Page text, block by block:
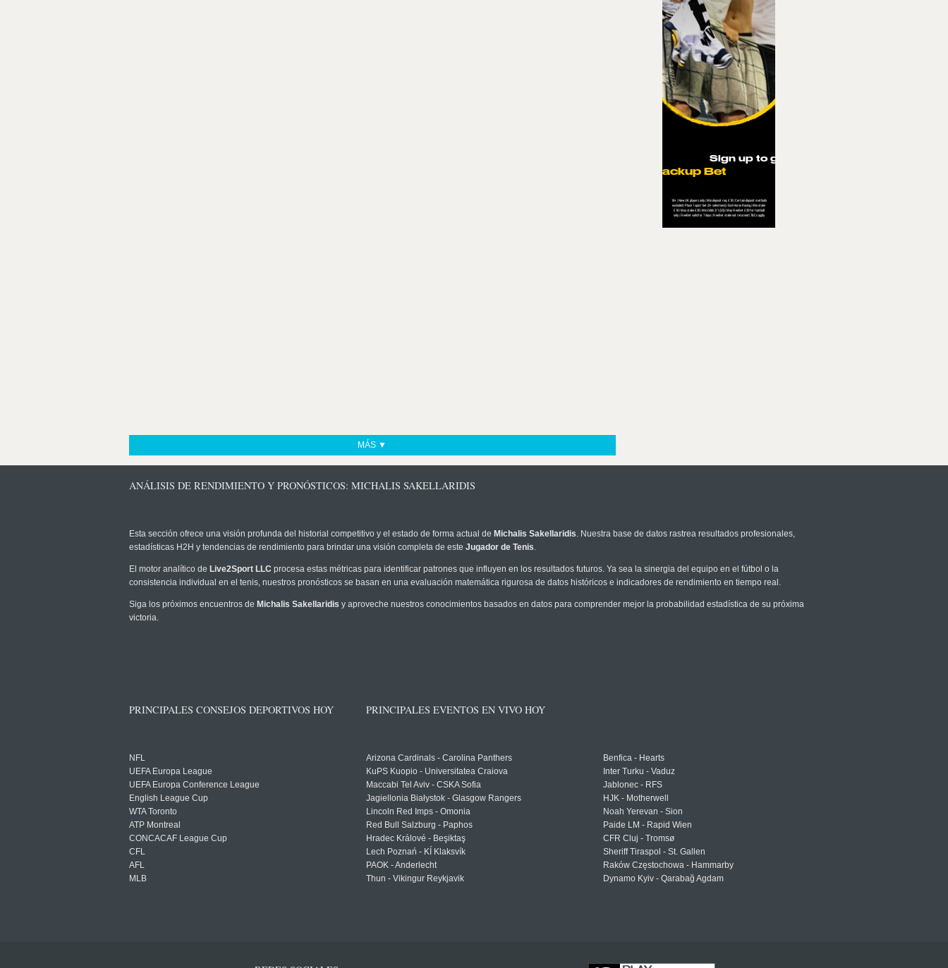
MÁS ▼
ANÁLISIS DE RENDIMIENTO Y PRONÓSTICOS: MICHALIS SAKELLARIDIS
Esta sección ofrece una visión profunda del historial competitivo y el estado de forma actual de Michalis Sakellaridis. Nuestra base de datos rastrea resultados profesionales,
estadísticas H2H y tendencias de rendimiento para brindar una visión completa de este Jugador de Tenis.
El motor analítico de Live2Sport LLC procesa estas métricas para identificar patrones que influyen en los resultados futuros. Ya sea la sinergia del equipo en el fútbol o la
consistencia individual en el tenis, nuestros pronósticos se basan en una evaluación matemática rigurosa de datos históricos e indicadores de rendimiento en tiempo real.
Siga los próximos encuentros de Michalis Sakellaridis y aproveche nuestros conocimientos basados en datos para comprender mejor la probabilidad estadística de su próxima
victoria.
PRINCIPALES CONSEJOS DEPORTIVOS HOY
NFL
UEFA Europa League
UEFA Europa Conference League
English League Cup
WTA Toronto
ATP Montreal
CONCACAF League Cup
CFL
AFL
MLB
PRINCIPALES EVENTOS EN VIVO HOY
Arizona Cardinals - Carolina Panthers
KuPS Kuopio - Universitatea Craiova
Maccabi Tel Aviv - CSKA Sofia
Jagiellonia Białystok - Glasgow Rangers
Lincoln Red Imps - Omonia
Red Bull Salzburg - Paphos
Hradec Králové - Beşiktaş
Lech Poznań - KÍ Klaksvík
PAOK - Anderlecht
Thun - Vikingur Reykjavik
Benfica - Hearts
Inter Turku - Vaduz
Jablonec - RFS
HJK - Motherwell
Noah Yerevan - Sion
Paide LM - Rapid Wien
CFR Cluj - Tromsø
Sheriff Tiraspol - St. Gallen
Raków Częstochowa - Hammarby
Dynamo Kyiv - Qarabağ Agdam